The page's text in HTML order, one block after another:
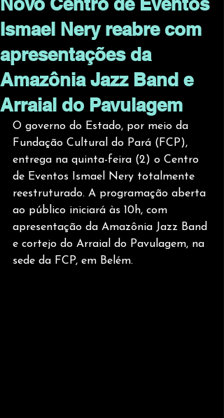
Ismael Nery reabre com
apresentações da
Amazônia Jazz Band e
Arraial do Pavulagem
O governo do Estado, por meio da
Fundação Cultural do Pará (FCP),
entrega na quinta-feira (2) o Centro
de Eventos Ismael Nery totalmente
reestruturado. A programação aberta
ao público iniciará às 10h, com
apresentação da Amazônia Jazz Band
e cortejo do Arraial do Pavulagem, na
sede da FCP, em Belém.